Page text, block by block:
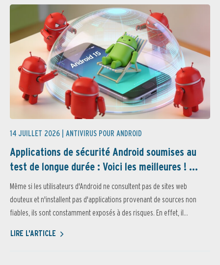
14 JUILLET 2026 | ANTIVIRUS POUR ANDROID
Applications de sécurité Android soumises au
test de longue durée : Voici les meilleures ! ...
Même si les utilisateurs d'Android ne consultent pas de sites web
douteux et n'installent pas d'applications provenant de sources non
fiables, ils sont constamment exposés à des risques. En effet, il...
LIRE L'ARTICLE